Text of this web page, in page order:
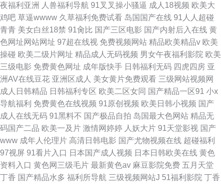
夜福利亚洲
人兽福利导航 91叉叉操小骚逼 成人18视频 欧美大
鸡吧 草逼wwww 久草福利免费试看 岛国国产在线 91人人超碰
青青 美女白丝18禁 91肏比 国产三区电影 国产内射后入在线 黄
色网址网站网址 97超在线视 免费视频网站 精品欧美精品v 欧美
操碰 欧美二级片网址 精品成人无码视频 男女午夜福利影院 欧美
三级电影 免费黄色网址 成年版快手 日韩福利无码 四虎四房 亚
洲AV在线豆花 亚洲区成人 美女黄片免费观看 三级网站视频网
成人日韩精品 日韩福利专区 欧美二区女同 国产精品一区91 小x
导航福利 免费黄色在线视频 91原创视频 欧美日韩小视频 国产
成人在线无码 91黑料不 国产极品自拍 岛国最大色网站 精品无
码国产二品 欧美一及片 激情网婷婷 人妖大片 91天堂影视 国产
www 成年人伦理片 高清日韩电影 国产尤物视频在线 超碰福利
97视屏 91看片入口 日本国产成人视频 日本日韩欧美在线 黄色
资料入口 黄色网三级毛片 最新黄色av 麻豆影院免费 五月天堂
丁香 国产精品水多 福利所导航 三级视频网站J 51福利影院 丁香